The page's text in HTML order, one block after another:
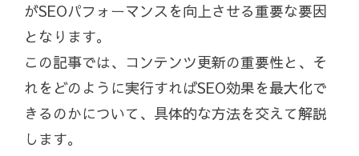
がSEOパフォーマンスを向上させる重要な要因
となります。
この記事では、コンテンツ更新の重要性と、そ
れをどのように実行すればSEO効果を最大化で
きるのかについて、具体的な方法を交えて解説
します。